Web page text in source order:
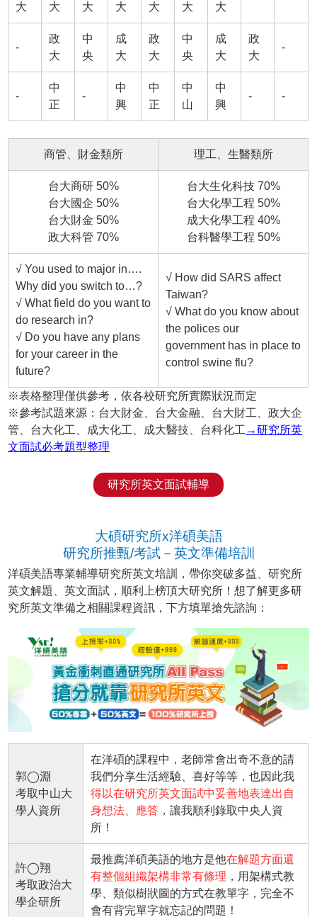
大 大 大 大 大 大 大
-
政
大
中
央
成
大
政
大
中
央
成
大
政
大
-
-
中
正
-
中
興
中
正
中
山
中
興
- -
商管、財金類所 理工、生醫類所
台大商研 50%
台大國企 50%
台大財金 50%
政大科管 70%
台大生化科技 70%
台大化學工程 50%
成大化學工程 40%
台科醫學工程 50%
√ You used to major in….
Why did you switch to…?
√ What field do you want to
do research in?
√ Do you have any plans
for your career in the
future?
√ How did SARS affect
Taiwan?
√ What do you know about
the polices our
government has in place to
control swine flu?
※表格整理僅供參考，依各校研究所實際狀況而定
※參考試題來源：台大財金、台大金融、台大財工、政大企
管、台大化工、成大化工、成大醫技、台科化工 →研究所英
文面試必考題型整理
研究所英文面試輔導
大碩研究所x洋碩美語
研究所推甄/考試－英文準備培訓
洋碩美語專業輔導研究所英文培訓，帶你突破多益、研究所
英文解題、英文面試，順利上榜頂大研究所！想了解更多研
究所英文準備之相關課程資訊，下方填單搶先諮詢：
郭◯淵
考取中山大
學人資所
在洋碩的課程中，老師常會出奇不意的請
我們分享生活經驗、喜好等等，也因此我
得以在研究所英文面試中妥善地表達出自
身想法、應答 ，讓我順利錄取中央人資
所！
許◯翔
考取政治大
學企研所
最推薦洋碩美語的地方是他在解題方面還
有整個組織架構非常有條理 ，用架構式教
學、類似樹狀圖的方式在教單字，完全不
會有背完單字就忘記的問題！